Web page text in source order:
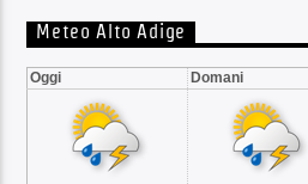
Meteo Alto Adige
Oggi Domani